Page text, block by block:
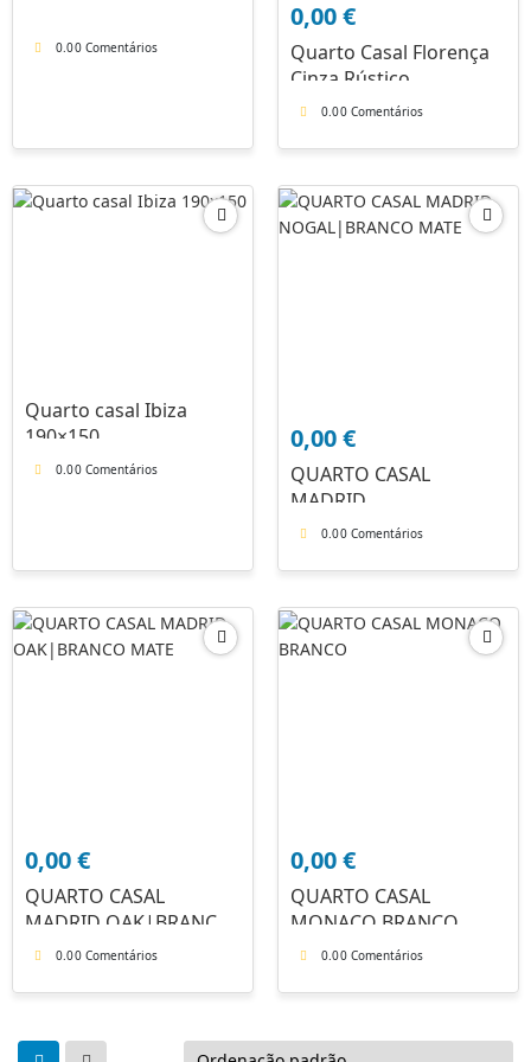
0.00 Comentários
0,00€
Quarto Casal Florença
Cinza Rústico
0.00 Comentários
Quarto casal Ibiza
190×150
0.00 Comentários
0,00€
QUARTO CASAL
MADRID
NOGAL|BRANCO MATE
0.00 Comentários
0,00€
QUARTO CASAL
MADRID OAK|BRANCO
MATE
0.00 Comentários
0,00€
QUARTO CASAL
MONACO BRANCO
0.00 Comentários